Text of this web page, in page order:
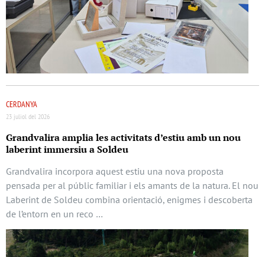
CERDANYA
23 juliol del 2026
Grandvalira amplia les activitats d’estiu amb un nou
laberint immersiu a Soldeu
Grandvalira incorpora aquest estiu una nova proposta
pensada per al públic familiar i els amants de la natura. El nou
Laberint de Soldeu combina orientació, enigmes i descoberta
de l’entorn en un reco …